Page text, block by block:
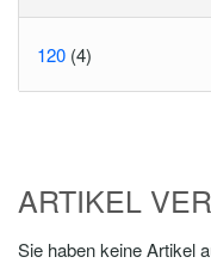
120 (4)
ARTIKEL
Sie haben keine Artikel